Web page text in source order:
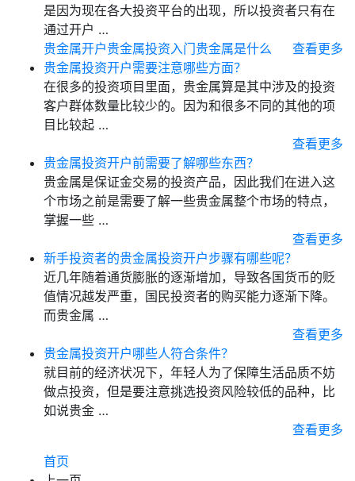
是因为现在各大投资平台的出现，所以投资者只有在
通过开户 …
贵金属开户贵金属投资入门贵金属是什么
查看更多
贵金属投资开户需要注意哪些方面？
在很多的投资项目里面，贵金属算是其中涉及的投资
客户群体数量比较少的。因为和很多不同的其他的项
目比较起 …
查看更多
贵金属投资开户前需要了解哪些东西？
贵金属是保证金交易的投资产品，因此我们在进入这
个市场之前是需要了解一些贵金属整个市场的特点，
掌握一些 …
查看更多
新手投资者的贵金属投资开户步骤有哪些呢？
近几年随着通货膨胀的逐渐增加，导致各国货币的贬
值情况越发严重，国民投资者的购买能力逐渐下降。
而贵金属 …
查看更多
贵金属投资开户哪些人符合条件？
就目前的经济状况下，年轻人为了保障生活品质不妨
做点投资，但是要注意挑选投资风险较低的品种，比
如说贵金 …
查看更多
首页